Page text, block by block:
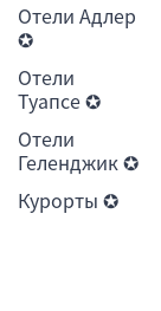
Отели Адлер
✪
Отели
Туапсе ✪
Отели
Геленджик ✪
Курорты ✪